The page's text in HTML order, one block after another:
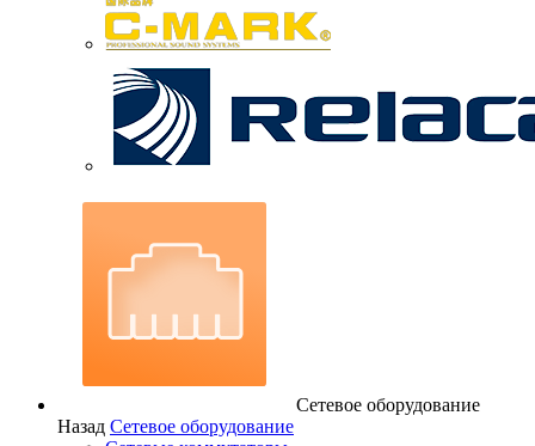
Сетевое оборудование
Назад Сетевое оборудование